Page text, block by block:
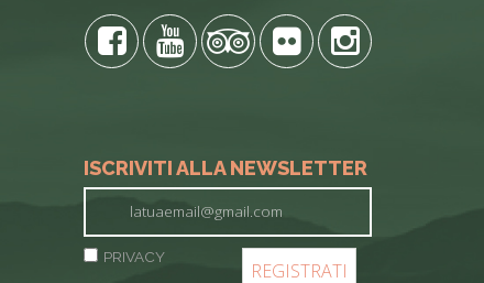
ISCRIVITI ALLA NEWSLETTER
PRIVACY